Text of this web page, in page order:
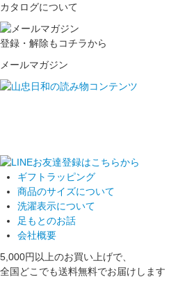
カタログについて
登録・解除もコチラから
メールマガジン
ギフトラッピング
商品のサイズについて
洗濯表示について
足もとのお話
会社概要
5,000円以上のお買い上げで、
全国どこでも送料無料でお届けします